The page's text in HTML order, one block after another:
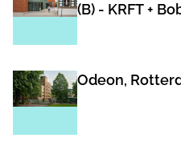
(B) - KRFT +
Odeon,